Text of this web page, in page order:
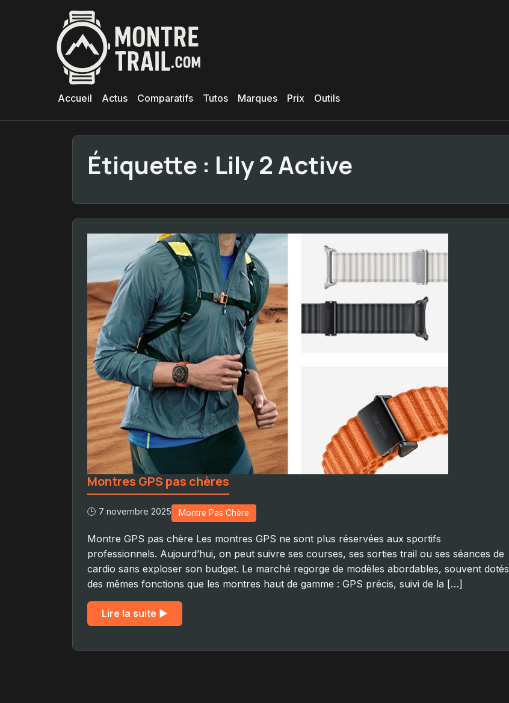
Accueil Actus Comparatifs Tutos Marques Prix Outils
Étiquette : Lily 2 Active
Montres GPS pas chères
🕒 7 novembre 2025 Montre Pas Chère
Montre GPS pas chère Les montres GPS ne sont plus réservées aux sportifs
professionnels. Aujourd’hui, on peut suivre ses courses, ses sorties trail ou ses séances de
cardio sans exploser son budget. Le marché regorge de modèles abordables, souvent dotés
des mêmes fonctions que les montres haut de gamme : GPS précis, suivi de la […]
Lire la suite ▶︎